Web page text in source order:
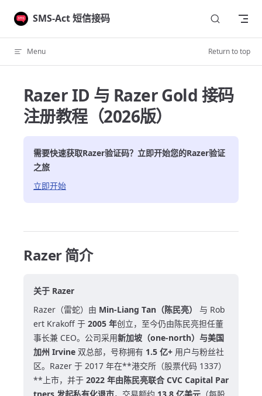
Skip to content
SMS-Act 短信接码
Menu Return to top
Razer ID 与 Razer Gold 接码
注册教程（2026版）
需要快速获取Razer验证码？立即开始您的Razer验证
之旅
立即开始
Razer 简介
关于 Razer
Razer（雷蛇）由 Min-Liang Tan（陈民亮）
与 Rob
ert Krakoff 于 2005 年创立，至今仍由陈民亮担任董
事长兼 CEO。公司采用新加坡（one-north）与美国
加州 Irvine 双总部，号称拥有 1.5 亿+ 用户与粉丝社
区。Razer 于 2017 年在**港交所（股票代码 1337）
**上市，并于 2022 年由陈民亮联合 CVC Capital Par